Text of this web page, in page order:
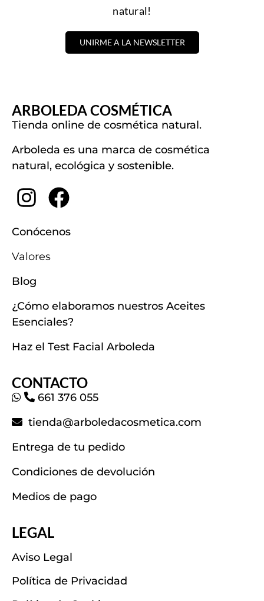
natural!
UNIRME A LA NEWSLETTER
ARBOLEDA COSMÉTICA
Tienda online de cosmética natural.
Arboleda es una marca de cosmética
natural, ecológica y sostenible.
Conócenos
Valores
Blog
¿Cómo elaboramos nuestros Aceites
Esenciales?
Haz el Test Facial Arboleda
CONTACTO
661 376 055
tienda@arboledacosmetica.com
Entrega de tu pedido
Condiciones de devolución
Medios de pago
LEGAL
Aviso Legal
Política de Privacidad